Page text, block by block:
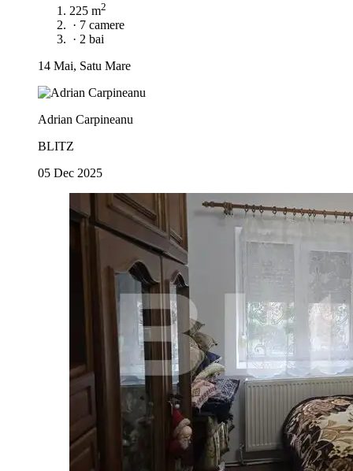
225 m2
· 7 camere
· 2 bai
14 Mai, Satu Mare
Adrian Carpineanu
BLITZ
05 Dec 2025